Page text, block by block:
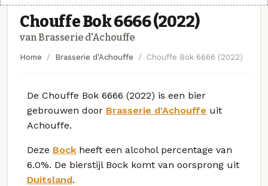
Chouffe Bok 6666 (2022)
van Brasserie d'Achouffe
Home Brasserie d'Achouffe Chouffe Bok 6666 (2022)
De Chouffe Bok 6666 (2022) is een bier
gebrouwen door Brasserie d'Achouffe uit
Achouffe.
Deze Bock heeft een alcohol percentage van
6.0%. De bierstijl Bock komt van oorsprong uit
Duitsland.